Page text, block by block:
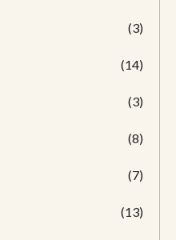
(3)
(14)
(3)
(8)
(7)
(13)